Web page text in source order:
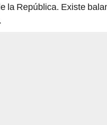
la República. Existe